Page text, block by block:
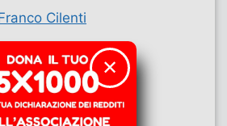
Cilenti
✕